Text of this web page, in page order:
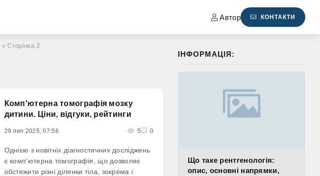
Автор КОНТАКТИ
» Сторінка 2
Комп'ютерна томографія мозку
дитини. Ціни, відгуки, рейтинги
29 лип 2025, 07:56 5 0
Однією з новітніх діагностичних досліджень
є комп'ютерна томографія, що дозволяє
обстежити різні ділянки тіла, зокрема і
ІНФОРМАЦІЯ:
Що таке рентгенологія:
опис, основні напрямки,